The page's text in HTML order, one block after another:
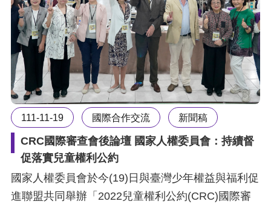
111-11-19 國際合作交流 新聞稿
CRC國際審查會後論壇 國家人權委員會：持續督
促落實兒童權利公約
國家人權委員會於今(19)日與臺灣少年權益與福利促
進聯盟共同舉辦「2022兒童權利公約(CRC)國際審